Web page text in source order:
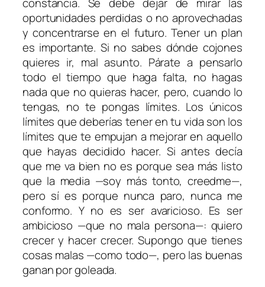
constancia. Se debe dejar de mirar las
oportunidades perdidas o no aprovechadas
y concentrarse en el futuro. Tener un plan
es importante. Si no sabes dónde cojones
quieres ir, mal asunto. Párate a pensarlo
todo el tiempo que haga falta, no hagas
nada que no quieras hacer, pero, cuando lo
tengas, no te pongas límites. Los únicos
límites que deberías tener en tu vida son los
límites que te empujan a mejorar en aquello
que hayas decidido hacer. Si antes decía
que me va bien no es porque sea más listo
que la media —soy más tonto, creedme—,
pero sí es porque nunca paro, nunca me
conformo. Y no es ser avaricioso. Es ser
ambicioso —que no mala persona—: quiero
crecer y hacer crecer. Supongo que tienes
cosas malas —como todo—, pero las buenas
ganan por goleada.